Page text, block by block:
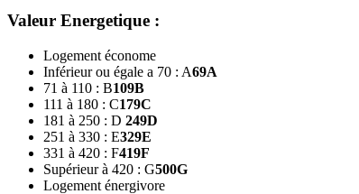
Valeur Energetique :
Logement économe
Inférieur ou égale a 70 : A69A
71 à 110 : B109B
111 à 180 : C179C
181 à 250 : D 249D
251 à 330 : E329E
331 à 420 : F419F
Supérieur à 420 : G500G
Logement énergivore